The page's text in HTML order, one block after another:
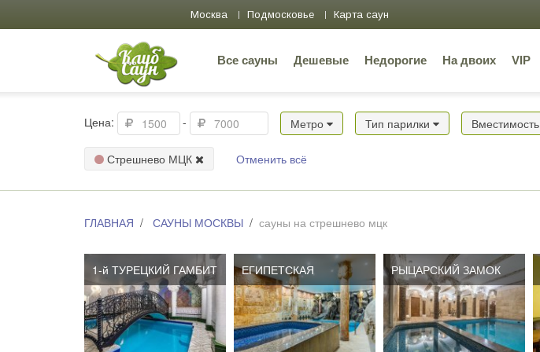
Москва Подмосковье Карта саун
Все сауны Дешевые Недорогие На двоих VIP
Цена: - Метро Тип парилки Вместимость
Стрешнево МЦК Отменить всё
ГЛАВНАЯ САУНЫ МОСКВЫ сауны на стрешнево мцк
1-й ТУРЕЦКИЙ ГАМБИТ ЕГИПЕТСКАЯ РЫЦАРСКИЙ ЗАМОК